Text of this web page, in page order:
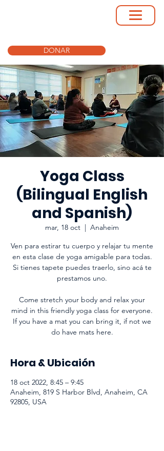
DONAR
Yoga Class
(Bilingual English
and Spanish)
mar, 18 oct
  |
Anaheim
Ven para estirar tu cuerpo y relajar tu mente
en esta clase de yoga amigable para todas.
Si tienes tapete puedes traerlo, sino acá te
prestamos uno.
Come stretch your body and relax your
mind in this friendly yoga class for everyone.
If you have a mat you can bring it, if not we
do have mats here.
Hora & Ubicaión
18 oct 2022, 8:45 – 9:45
Anaheim, 819 S Harbor Blvd, Anaheim, CA
92805, USA